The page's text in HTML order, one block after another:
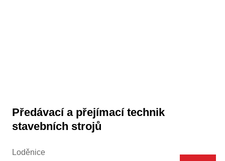
Předávací a přejímací technik
stavebních strojů
Loděnice